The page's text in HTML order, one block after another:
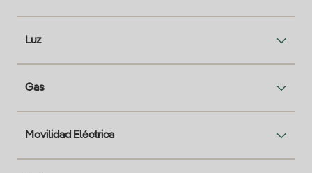
Luz
Gas
Movilidad Eléctrica